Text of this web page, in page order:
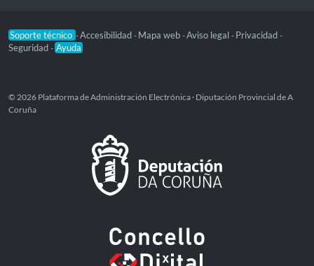
Soporte técnico -Accesibilidad - Mapa web -Aviso legal - Privacidad -
Seguridad - Ayuda
© 2026 Plataforma de Administración Electrónica · Diputación Provincial de A
Coruña